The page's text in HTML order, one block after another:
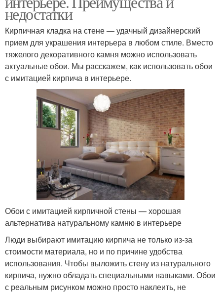
недостатки
Кирпичная кладка на стене — удачный дизайнерский
прием для украшения интерьера в любом стиле. Вместо
тяжелого декоративного камня можно использовать
актуальные обои. Мы расскажем, как использовать обои
с имитацией кирпича в интерьере.
Обои с имитацией кирпичной стены — хорошая
альтернатива натуральному камню в интерьере
Люди выбирают имитацию кирпича не только из-за
стоимости материала, но и по причине удобства
использования. Чтобы выложить стену из натурального
кирпича, нужно обладать специальными навыками. Обои
с реальным рисунком можно просто наклеить, не